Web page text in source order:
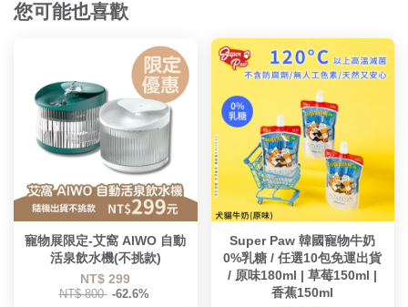
您可能也喜歡
寵物展限定-艾窩 AIWO 自動
活泉飲水機(不挑款)
NT$ 299
NT$ 800 -62.6%
Super Paw 韓國寵物牛奶
0%乳糖 / 任選10包免運出貨
/ 原味180ml | 草莓150ml |
香蕉150ml